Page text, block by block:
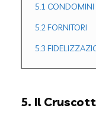
5.1 CONDOMINI
5.2 FORNITORI
5.3
5. Il